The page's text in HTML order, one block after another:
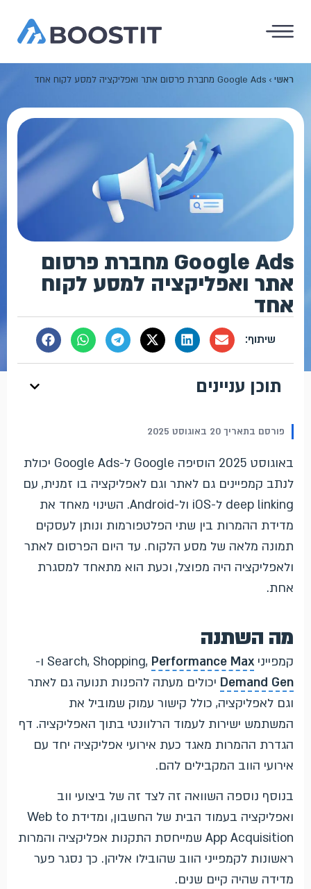
ראשי › Google Ads מחברת פרסום אתר ואפליקציה למסע לקוח אחד
Google Ads מחברת פרסום
אתר ואפליקציה למסע לקוח
אחד
תוכן עניינים
פורסם בתאריך 20 באוגוסט 2025
באוגוסט 2025 הוסיפה Google ל-Google Ads יכולת
לנתב קמפיינים גם לאתר וגם לאפליקציה בו זמנית, עם
deep linking ל-iOS ול-Android. השינוי מאחד את
מדידת ההמרות בין שתי הפלטפורמות ונותן לעסקים
תמונה מלאה של מסע הלקוח. עד היום הפרסום לאתר
ולאפליקציה היה מפוצל, וכעת הוא מתאחד למסגרת
אחת.
מה השתנה
קמפייני Search, Shopping, Performance Max
ו-
Demand Gen יכולים מעתה להפנות תנועה גם לאתר
וגם לאפליקציה, כולל קישור עמוק שמוביל את
המשתמש ישירות לעמוד הרלוונטי בתוך האפליקציה. דף
הגדרת ההמרות מאגד כעת אירועי אפליקציה יחד עם
אירועי הווב המקבילים להם.
בנוסף נוספה השוואה זה לצד זה של ביצועי ווב
ואפליקציה בעמוד הבית של החשבון, ומדידת Web to
App Acquisition שמייחסת התקנות אפליקציה והמרות
ראשונות לקמפייני הווב שהובילו אליהן. כך נסגר פער
מדידה שהיה קיים שנים.